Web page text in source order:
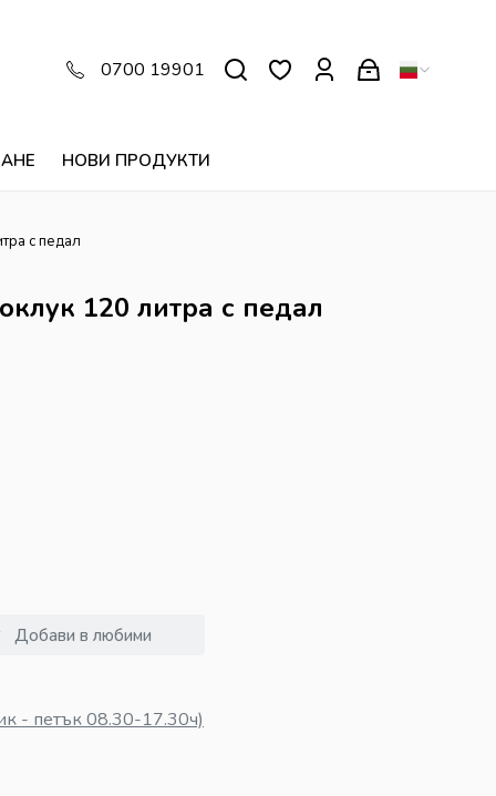
НОВИ ПРОДУКТИ
0700 19901
с педал
120 литра с педал
Добави в любими
- петък 08.30-17.30ч)